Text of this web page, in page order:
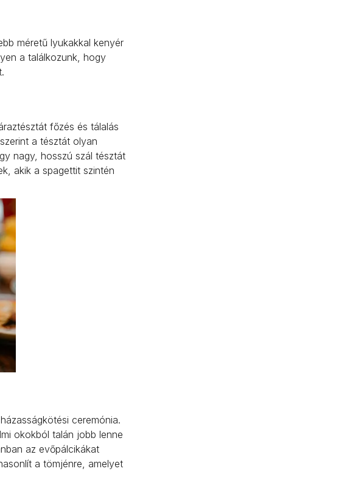
méretű lyukakkal kenyér
a találkozunk, hogy
főzés és tálalás
a tésztát olyan
nagy, hosszú szál tésztát
akik a spagettit szintén
ceremónia.
okokból talán jobb lenne
az evőpálcikákat
a tömjénre, amelyet